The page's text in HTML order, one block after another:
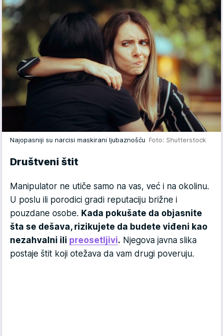
Najopasniji su narcisi maskirani ljubaznošću Foto: Shutterstock
Društveni štit
Manipulator ne utiče samo na vas, već i na okolinu.
U poslu ili porodici gradi reputaciju brižne i
pouzdane osobe. Kada pokušate da objasnite
šta se dešava, rizikujete da budete viđeni kao
nezahvalni ili preosetljivi. Njegova javna slika
postaje štit koji otežava da vam drugi poveruju.